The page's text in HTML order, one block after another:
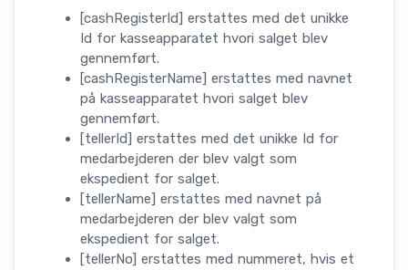
[cashRegisterId] erstattes med det unikke
Id for kasseapparatet hvori salget blev
gennemført.
[cashRegisterName] erstattes med navnet
på kasseapparatet hvori salget blev
gennemført.
[tellerId] erstattes med det unikke Id for
medarbejderen der blev valgt som
ekspedient for salget.
[tellerName] erstattes med navnet på
medarbejderen der blev valgt som
ekspedient for salget.
[tellerNo] erstattes med nummeret, hvis et